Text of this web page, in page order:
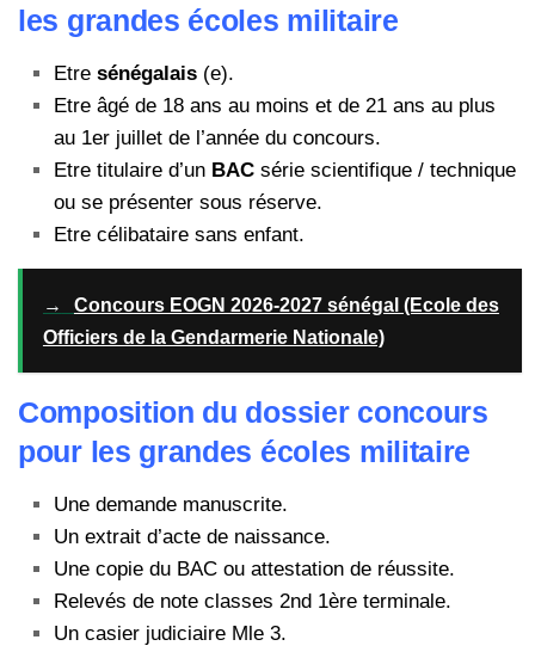
les grandes écoles militaire
Etre sénégalais (e).
Etre âgé de 18 ans au moins et de 21 ans au plus
au 1er juillet de l’année du concours.
Etre titulaire d’un BAC série scientifique / technique
ou se présenter sous réserve.
Etre célibataire sans enfant.
→
Concours EOGN 2026-2027 sénégal (Ecole des
Officiers de la Gendarmerie Nationale)
Composition du dossier concours
pour les grandes écoles militaire
Une demande manuscrite.
Un extrait d’acte de naissance.
Une copie du BAC ou attestation de réussite.
Relevés de note classes 2nd 1ère terminale.
Un casier judiciaire Mle 3.